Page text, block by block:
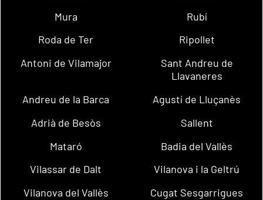
Mura
Rubí
Roda de Ter
Ripollet
Antoni de Vilamajor
Sant Andreu de
Llavaneres
Andreu de la Barca
Agustí de Lluçanès
Adrià de Besòs
Sallent
Mataró
Badia del Vallès
Vilassar de Dalt
Vilanova i la Geltrú
Vilanova del Vallès
Cugat Sesgarrigues